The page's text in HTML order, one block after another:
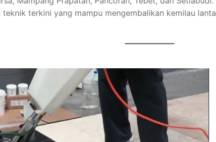
terkini yang mampu mengembalikan kemilau